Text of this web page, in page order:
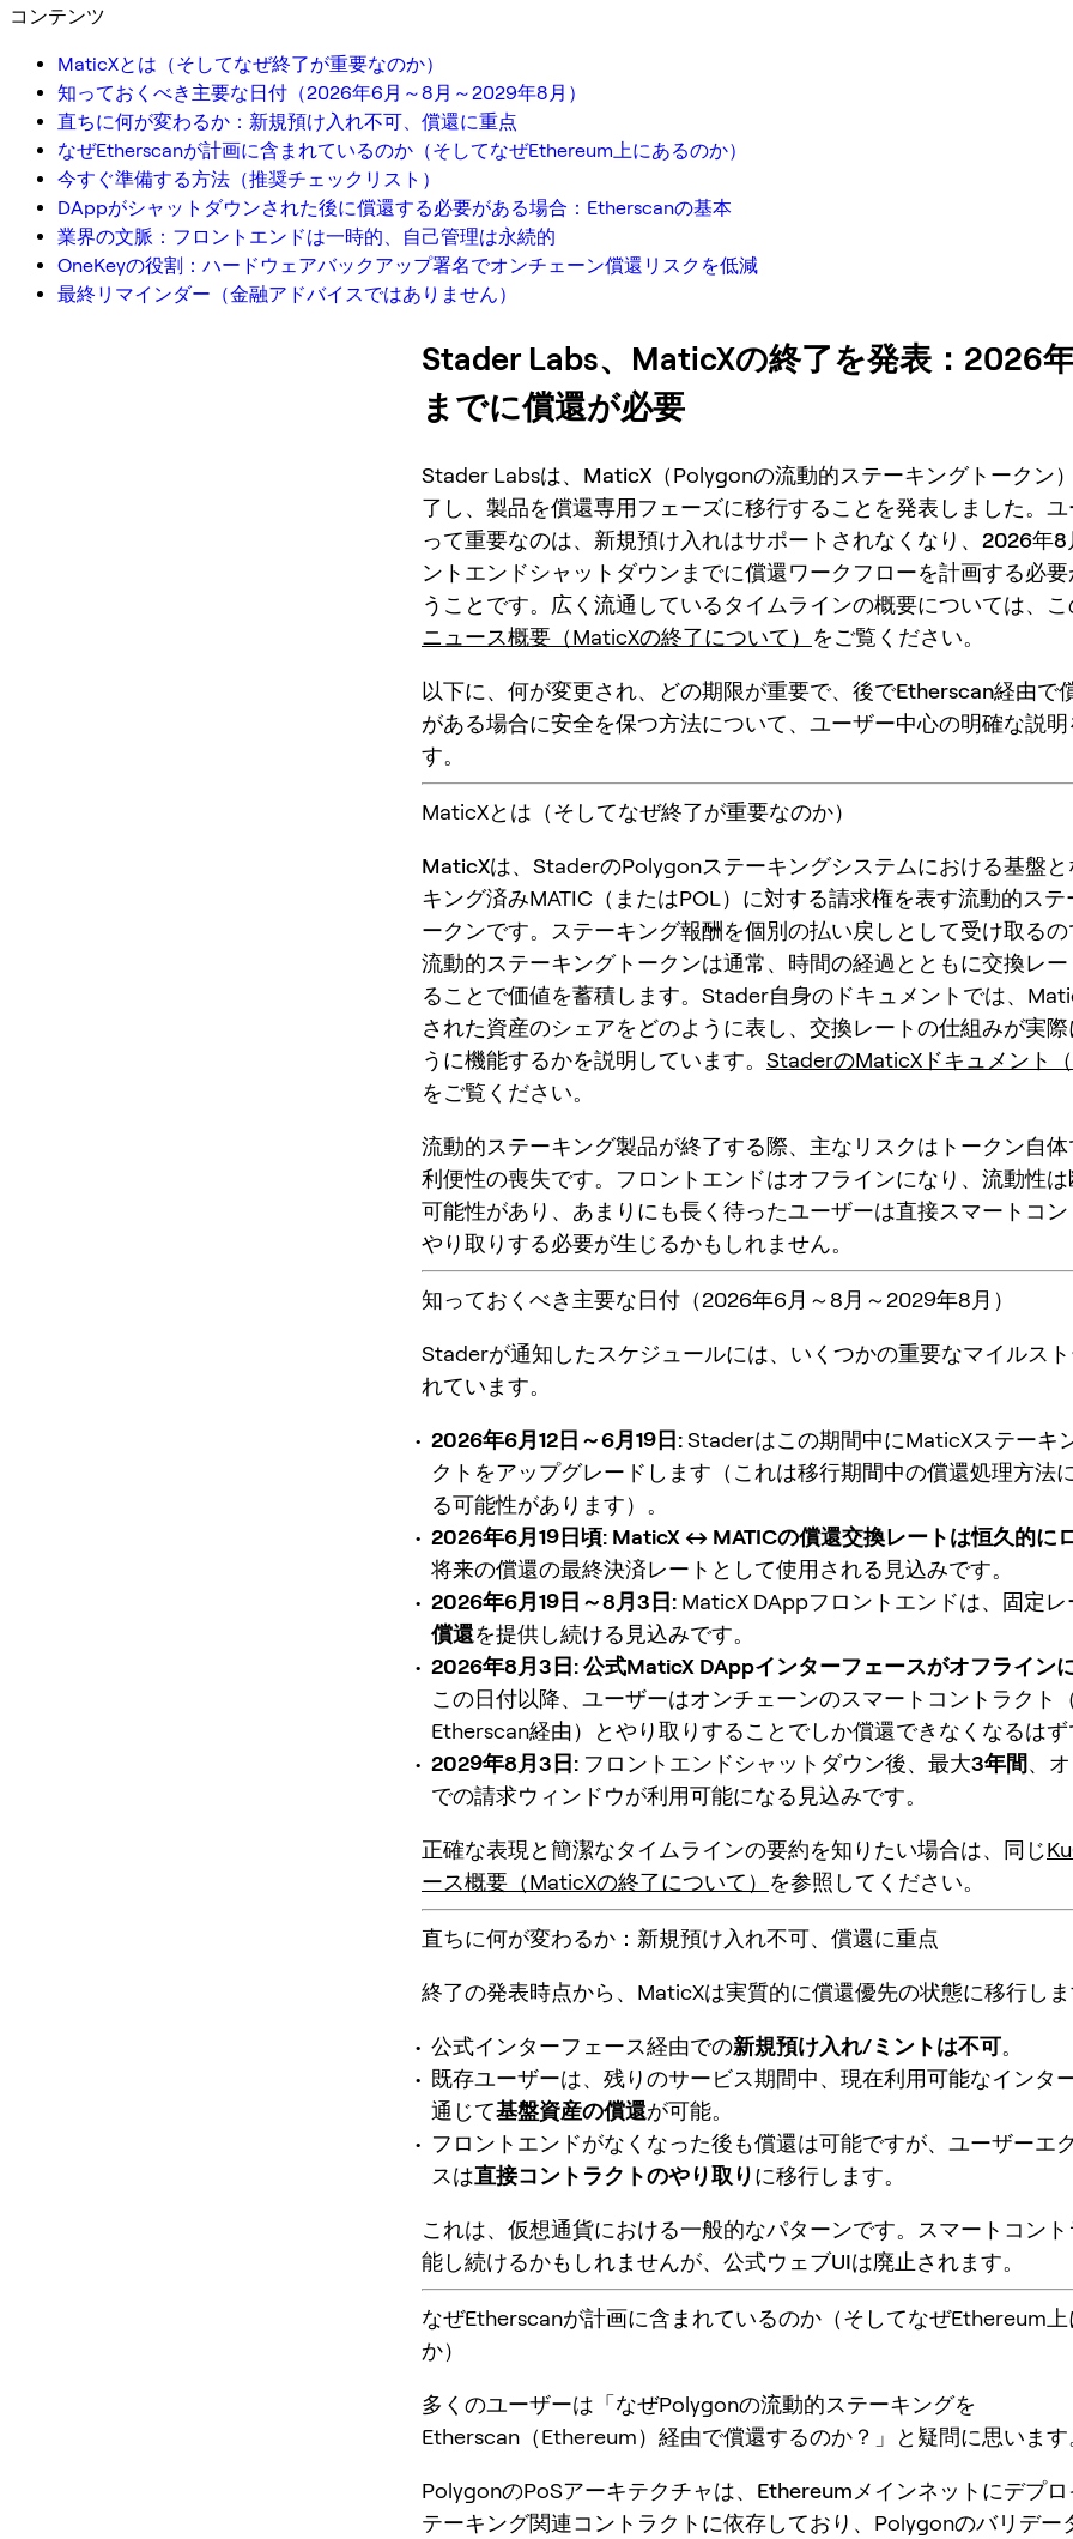
コンテンツ
MaticXとは（そしてなぜ終了が重要なのか）
知っておくべき主要な日付（2026年6月～8月～2029年8月）
直ちに何が変わるか：新規預け入れ不可、償還に重点
なぜEtherscanが計画に含まれているのか（そしてなぜEthereum上にあるのか）
今すぐ準備する方法（推奨チェックリスト）
DAppがシャットダウンされた後に償還する必要がある場合：Etherscanの基本
業界の文脈：フロントエンドは一時的、自己管理は永続的
OneKeyの役割：ハードウェアバックアップ署名でオンチェーン償還リスクを低減
最終リマインダー（金融アドバイスではありません）
Stader Labs、MaticXの終了を発表：2026
までに償還が必要
Stader Labsは、 MaticX （Polygonの流動的ステーキングトークン
了し、製品を償還専用フェーズに移行することを発表しました。ユ
って重要なのは、 新規預け入れはサポートされなくなり、2026年8
ントエンドシャットダウンまでに償還ワークフローを計画する必要
うことです。広く流通しているタイムラインの概要については、こ
ニュース概要（MaticXの終了について） をご覧ください。
以下に、何が変更され、どの期限が重要で、後でEtherscan経由で
がある場合に安全を保つ方法について、ユーザー中心の明確な説明
す。
MaticXとは（そしてなぜ終了が重要なのか）
MaticXは、StaderのPolygonステーキングシステムにおける基盤と
キング済みMATIC（またはPOL）に対する請求権を表す流動的ステ
ークンです。ステーキング報酬を個別の払い戻しとして受け取るの
流動的ステーキングトークンは通常、時間の経過とともに交換レー
ることで価値を蓄積します。Stader自身のドキュメントでは、
された資産のシェアをどのように表し、交換レートの仕組みが実際
うに機能するかを説明しています。 StaderのMaticXドキュメント（
をご覧ください。
流動的ステーキング製品が終了する際、主なリスクはトークン自体
利便性の喪失です。フロントエンドはオフラインになり、流動性は
可能性があり、あまりにも長く待ったユーザーは直接スマートコン
やり取りする必要が生じるかもしれません。
知っておくべき主要な日付（2026年6月～8月～2029年8月）
Staderが通知したスケジュールには、いくつかの重要なマイルスト
れています。
2026年6月12日～6月19日:Staderはこの期間中にMaticXステーキ
クトをアップグレードします（これは移行期間中の償還処理方法
る可能性があります）。
2026年6月19日頃: MaticX ↔ MATICの償還交換レートは恒久的に
将来の償還の最終決済レートとして使用される見込みです。
2026年6月19日～8月3日: MaticX DAppフロントエンドは、固定レ
償還を提供し続ける見込みです。
2026年8月3日:公式MaticX DAppインターフェースがオフライン
この日付以降、ユーザーはオンチェーンのスマートコントラクト
Etherscan経由）とやり取りすることでしか償還できなくなるはず
2029年8月3日: フロントエンドシャットダウン後、最大3年間、
での請求ウィンドウが利用可能になる見込みです。
正確な表現と簡潔なタイムラインの要約を知りたい場合は、同じ
ース概要（MaticXの終了について） を参照してください。
直ちに何が変わるか：新規預け入れ不可、償還に重点
終了の発表時点から、MaticXは実質的に償還優先の状態に移行しま
公式インターフェース経由での新規預け入れ/ミントは不可。
既存ユーザーは、残りのサービス期間中、現在利用可能なインタ
通じて基盤資産の償還が可能。
フロントエンドがなくなった後も償還は可能ですが、ユーザーエ
スは直接コントラクトのやり取りに移行します。
これは、仮想通貨における一般的なパターンです。
スマートコン
能し続けるかもしれませんが、 公式ウェブUIは廃止されます。
なぜEtherscanが計画に含まれているのか（そしてなぜEthereum
か）
多くのユーザーは「なぜPolygonの流動的ステーキングを
Etherscan（Ethereum）経由で償還するのか？」と疑問に思います
PolygonのPoSアーキテクチャは、 Ethereumメインネットにデプロ
テーキング関連コントラクト に依存しており、Polygonのバリデー